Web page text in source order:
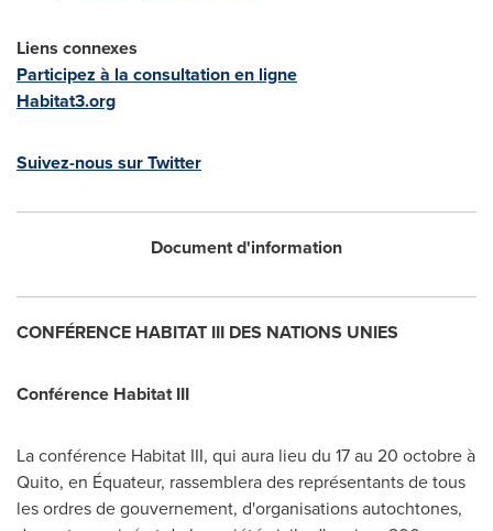
Liens connexes
Participez à la consultation en ligne
Habitat3.org
Suivez-nous sur Twitter
Document d'information
CONFÉRENCE HABITAT III DES NATIONS UNIES
Conférence Habitat III
La conférence Habitat III, qui aura lieu du 17 au 20 octobre à
Quito, en Équateur, rassemblera des représentants de tous
les ordres de gouvernement, d'organisations autochtones,